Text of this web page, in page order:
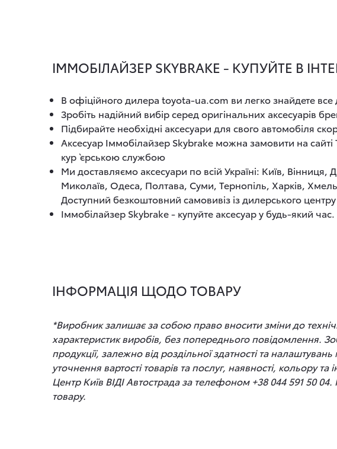
ІММОБІЛАЙЗЕР SKYBRAKE - КУПУЙТЕ В
В офіційного дилера toyota-ua.com ви легко знайдете
Зробіть надійний вибір серед оригінальних аксесуарів
Підбирайте необхідні аксесуари для свого автомобіля
Аксесуар Іммобілайзер Skybrake можна замовити на
кур`єрською службою
Ми доставляємо аксесуари по всій Україні: Київ,
Миколаїв, Одеса, Полтава, Суми, Тернопіль, Харків,
Доступний безкоштовний самовивіз із дилерського
Іммобілайзер Skybrake - купуйте аксесуар у будь-який час.
ІНФОРМАЦІЯ ЩОДО ТОВАРУ
*Виробник залишає за собою право вносити зміни до
характеристик виробів, без попереднього повідомлення.
продукції, залежно від роздільної здатності та
уточнення вартості товарів та послуг, наявності, кольору
Центр Київ ВІДІ Автострада за телефоном +38 044 591 50
товару.